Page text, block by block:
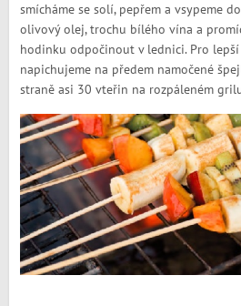
smícháme se solí, pepřem a vsypeme
olivový olej, trochu bílého vína a
hodinku odpočinout v lednici. Pro
napichujeme na předem namočené
straně asi 30 vteřin na rozpáleném